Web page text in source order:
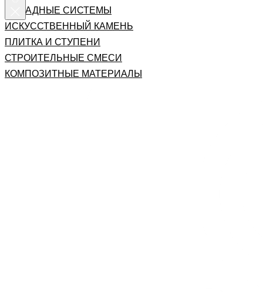
ФАСАДНЫЕ СИСТЕМЫ
ИСКУССТВЕННЫЙ КАМЕНЬ
ПЛИТКА И СТУПЕНИ
СТРОИТЕЛЬНЫЕ СМЕСИ
КОМПОЗИТНЫЕ МАТЕРИАЛЫ